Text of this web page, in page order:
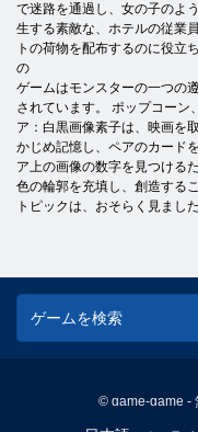
で迷路を通過し、女の子のよ
生する素敵な、ホテルの従業
トの荷物を配布するのに役立
の
ゲームはモンスターの一つの
されています。 ポップコーン
ア：白黒画像素子は、映画を
かじめ記憶し、ペアのカード
ア上の画像の数字を見つける
色の輪郭を充填し、創造する
トピックは、おそらく見ました
© game-game -
English